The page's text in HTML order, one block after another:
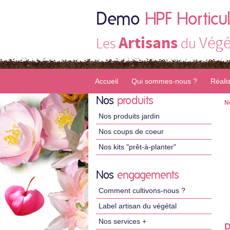
Demo HPF
LesArtisans du
Accueil Qui sommes-nous ?
Nos produits
Nos produits jardin
Nos coups de coeur
Nos kits "prêt-à-planter"
Nos engagements
Comment cultivons-nous ?
Label artisan du végétal
Nos services +